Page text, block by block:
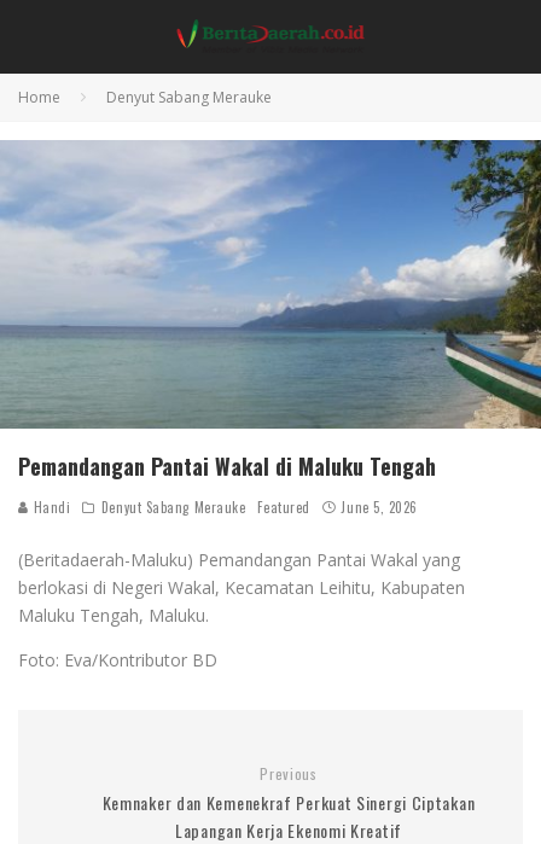
Home Denyut Sabang Merauke
Pemandangan Pantai Wakal di Maluku Tengah
Handi Denyut Sabang Merauke Featured June 5, 2026
(Beritadaerah-Maluku) Pemandangan Pantai Wakal yang
berlokasi di Negeri Wakal, Kecamatan Leihitu, Kabupaten
Maluku Tengah, Maluku.
Foto: Eva/Kontributor BD
Previous
Kemnaker dan Kemenekraf Perkuat Sinergi Ciptakan
Lapangan Kerja Ekenomi Kreatif